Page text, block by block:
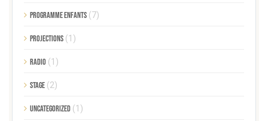
Programme enfants (7)
Projections (1)
Radio (1)
Stage (2)
Uncategorized (1)